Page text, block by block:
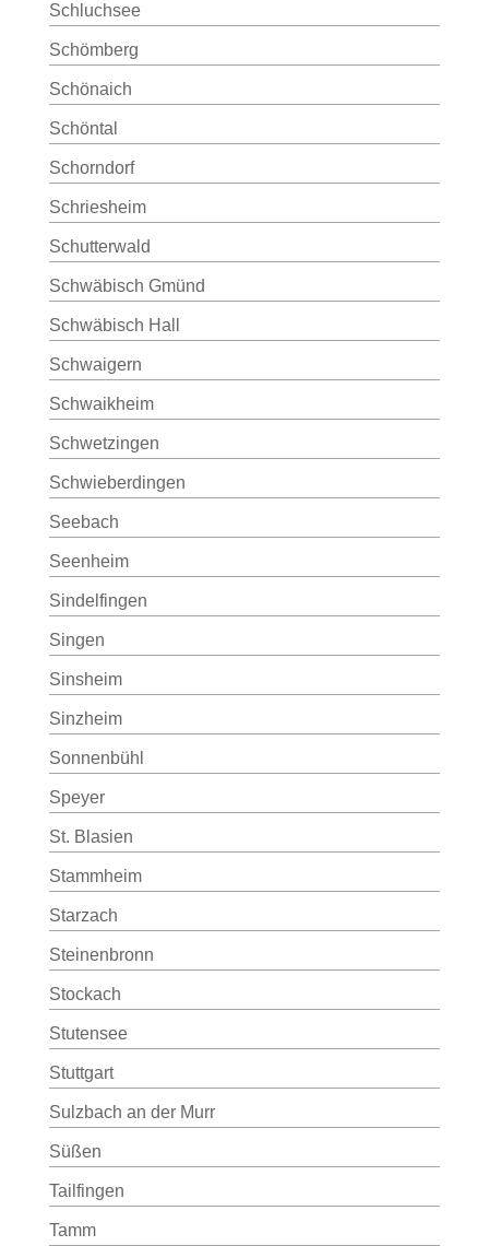
Schluchsee
Schömberg
Schönaich
Schöntal
Schorndorf
Schriesheim
Schutterwald
Schwäbisch Gmünd
Schwäbisch Hall
Schwaigern
Schwaikheim
Schwetzingen
Schwieberdingen
Seebach
Seenheim
Sindelfingen
Singen
Sinsheim
Sinzheim
Sonnenbühl
Speyer
St. Blasien
Stammheim
Starzach
Steinenbronn
Stockach
Stutensee
Stuttgart
Sulzbach an der Murr
Süßen
Tailfingen
Tamm